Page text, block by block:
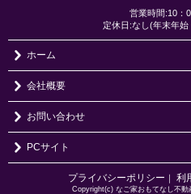
営業時間:10：
定休日:なし(年末年
ホーム
会社概要
お問い合わせ
PCサイト
プライバシーポリシー ｜ 利
Copyright(c) なご家おもてなし不動